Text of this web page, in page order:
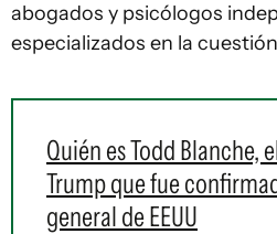
abogados y psicólogos
especializados en la
Quién es Todd Blanche,
Trump que fue
general de EEUU